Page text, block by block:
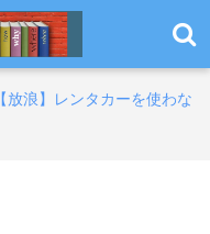
【放浪】レンタカーを使わな